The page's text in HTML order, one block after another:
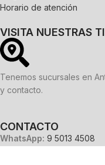
Horario de atención
VISITA NUESTRAS
Tenemos sucursales en
y contacto.
CONTACTO
WhatsApp: 9 5013 4508